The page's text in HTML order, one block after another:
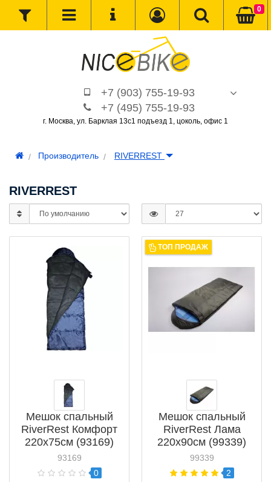
+7 (903) 755-19-93
+7 (495) 755-19-93
г. Москва, ул. Барклая 13с1 подъезд 1, цоколь, офис 1
0
Производитель RIVERREST
RIVERREST
Мешок спальный
RiverRest Комфорт
220х75см (93169)
93169
0
ТОП ПРОДАЖ
Мешок спальный
RiverRest Лама
220х90см (99339)
99339
2